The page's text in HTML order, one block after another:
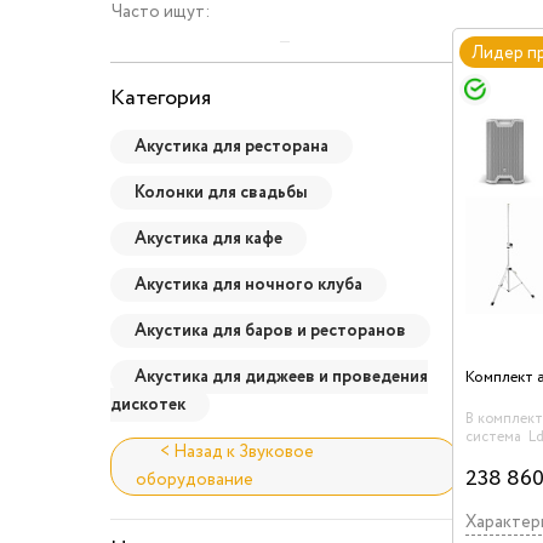
Часто ищут:
Категория
Акустика для ресторана
Колонки для свадьбы
Акустика для кафе
Акустика для ночного клуба
Акустика для баров и ресторанов
Акустика для диджеев и проведения
дискотек
< Назад к Звуковое
оборудование
Лидер
В
система
GSP5211W
238